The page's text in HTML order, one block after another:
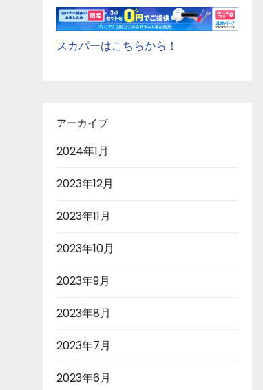
スカパーはこちらから！
アーカイブ
2024年1月
2023年12月
2023年11月
2023年10月
2023年9月
2023年8月
2023年7月
2023年6月